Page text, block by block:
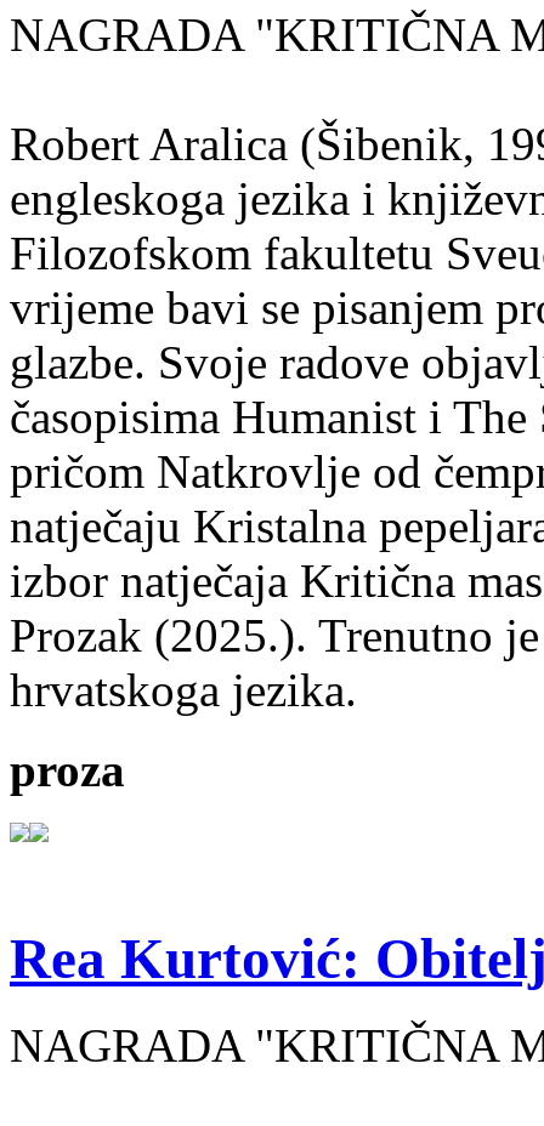
NAGRADA "KRITIČNA
Robert Aralica (Šibenik,
engleskoga jezika i
Filozofskom fakultetu
vrijeme bavi se pisanjem
glazbe. Svoje radove
časopisima Humanist i
pričom Natkrovlje od
natječaju Kristalna
izbor natječaja Kritična
Prozak (2025.). Trenutno
hrvatskoga jezika.
proza
Rea Kurtović:
NAGRADA "KRITIČNA